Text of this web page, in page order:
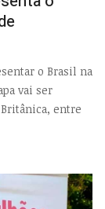
o Brasil na
vai ser
entre